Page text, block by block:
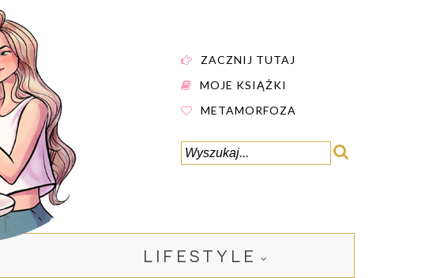
ZACZNIJ TUTAJ
MOJE KSIĄŻKI
METAMORFOZA
LIFESTYLE